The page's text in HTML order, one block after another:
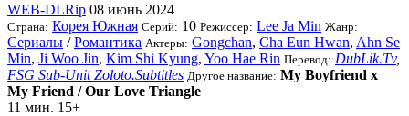
WEB-DLRip 08 июнь 2024
Страна: Корея Южная Серий: 10 Режиссер: Lee Ja Min Жанр:
Сериалы /Романтика Актеры: Gongchan, Cha Eun Hwan, Ahn Se
Min, Ji Woo Jin, Kim Shi Kyung, Yoo Hae Rin Перевод: DubLik.Tv,
FSG Sub-Unit Zoloto.Subtitles Другое название: My Boyfriend x
My Friend / Our Love Triangle
11 мин. 15+